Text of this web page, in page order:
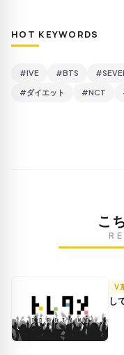
HOT KEYWORDS
#IVE #BTS
#ダイエット #NCT
こ
V
し